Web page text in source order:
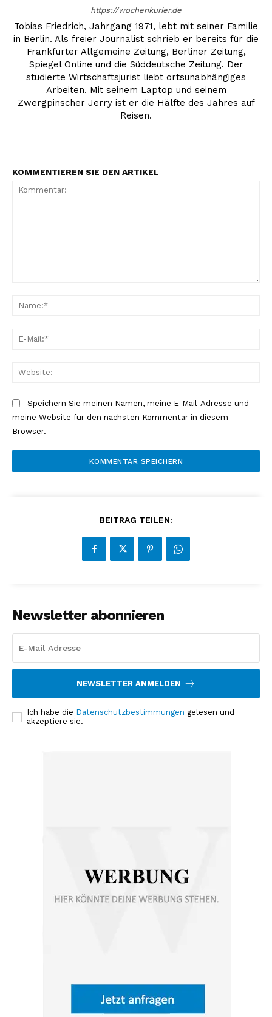
Erhalte unseren
https://wochenkurier.de
Tobias Friedrich, Jahrgang 1971, lebt mit seiner Familie
in Berlin. Als freier Journalist schrieb er bereits für die
Frankfurter Allgemeine Zeitung, Berliner Zeitung,
Spiegel Online und die Süddeutsche Zeitung. Der
studierte Wirtschaftsjurist liebt ortsunabhängiges
Arbeiten. Mit seinem Laptop und seinem
Zwergpinscher Jerry ist er die Hälfte des Jahres auf
Reisen.
KOMMENTIEREN SIE DEN ARTIKEL
Speichern Sie meinen Namen, meine E-Mail-Adresse und
meine Website für den nächsten Kommentar in diesem
Browser.
BEITRAG TEILEN:
Newsletter abonnieren
NEWSLETTER ANMELDEN
Ich habe die Datenschutzbestimmungen gelesen und
akzeptiere sie.